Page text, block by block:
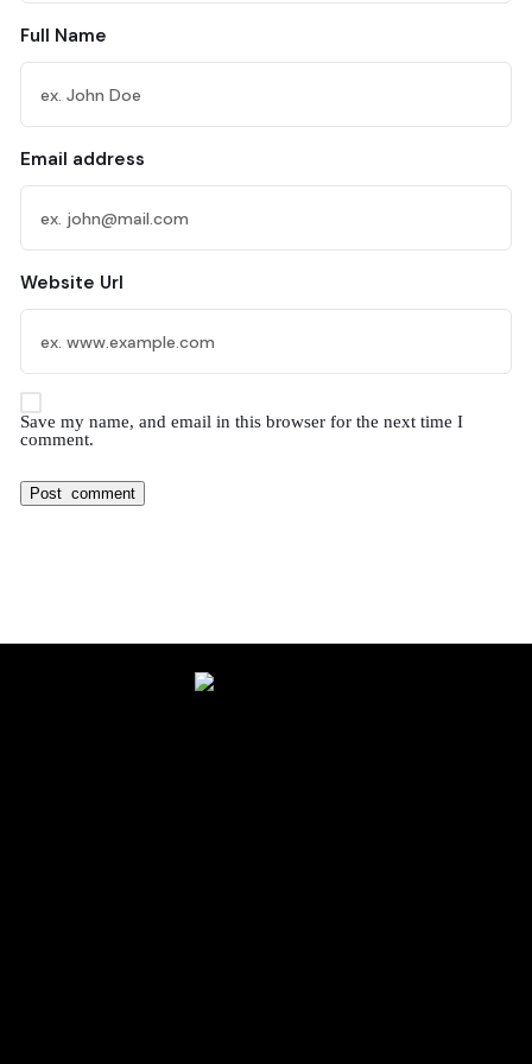
Full Name
Email address
Website Url
Save my name, and email in this browser for the next time I
comment.